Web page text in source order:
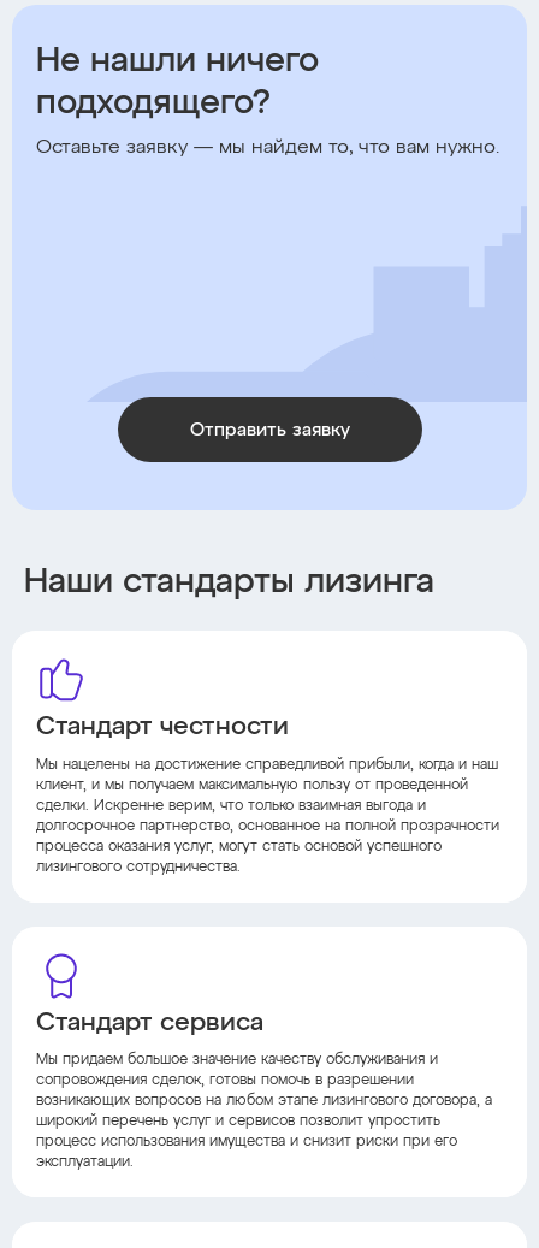
Не нашли ничего
подходящего?
Оставьте заявку — мы найдем то, что вам нужно.
Отправить заявку
Наши стандарты лизинга
Стандарт честности
Мы нацелены на достижение справедливой прибыли, когда и наш
клиент, и мы получаем максимальную пользу от проведенной
сделки. Искренне верим, что только взаимная выгода и
долгосрочное партнерство, основанное на полной прозрачности
процесса оказания услуг, могут стать основой успешного
лизингового сотрудничества.
Стандарт сервиса
Мы придаем большое значение качеству обслуживания и
сопровождения сделок, готовы помочь в разрешении
возникающих вопросов на любом этапе лизингового договора, а
широкий перечень услуг и сервисов позволит упростить
процесс использования имущества и снизит риски при его
эксплуатации.